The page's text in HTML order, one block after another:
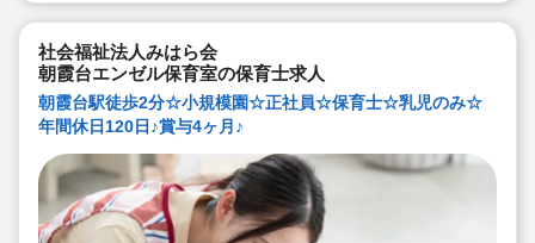
社会福祉法人みはら会
朝霞台エンゼル保育室の保育士求人
朝霞台駅徒歩2分☆小規模園☆正社員☆保育士☆乳児のみ☆
年間休日120日♪賞与4ヶ月♪